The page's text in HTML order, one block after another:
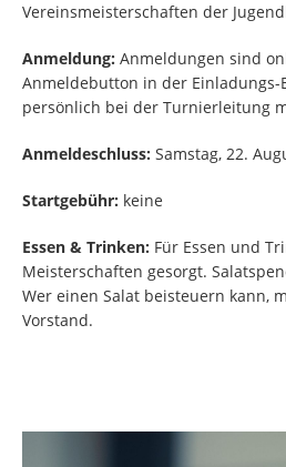
Vereinsmeisterschaften der
Anmeldung: Anmeldungen sind
Anmeldebutton in der Einladungs-
persönlich bei der Turnierleitung
Anmeldeschluss: Samstag, 22.
Startgebühr: keine
Essen & Trinken: Für Essen und
Meisterschaften gesorgt.
Wer einen Salat beisteuern kann,
Vorstand.